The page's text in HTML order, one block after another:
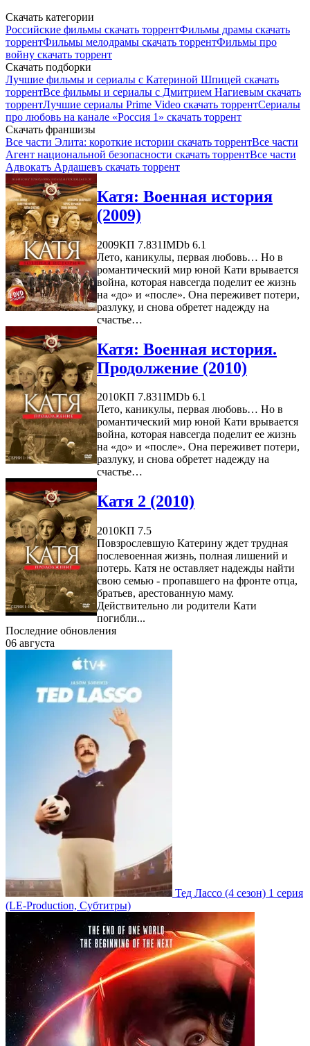
Скачать категории
Российские фильмы скачать торрентФильмы драмы скачать
торрентФильмы мелодрамы скачать торрентФильмы про
войну скачать торрент
Скачать подборки
Лучшие фильмы и сериалы с Катериной Шпицей скачать
торрентВсе фильмы и сериалы с Дмитрием Нагиевым скачать
торрентЛучшие сериалы Prime Video скачать торрентСериалы
про любовь на канале «Россия 1» скачать торрент
Скачать франшизы
Все части Элита: короткие истории скачать торрентВсе части
Агент национальной безопасности скачать торрентВсе части
Адвокатъ Ардашевъ скачать торрент
Катя: Военная история
(2009)
2009КП 7.831IMDb 6.1
Лето, каникулы, первая любовь… Но в
романтический мир юной Кати врывается
война, которая навсегда поделит ее жизнь
на «до» и «после». Она переживет потери,
разлуку, и снова обретет надежду на
счастье…
Катя: Военная история.
Продолжение (2010)
2010КП 7.831IMDb 6.1
Лето, каникулы, первая любовь… Но в
романтический мир юной Кати врывается
война, которая навсегда поделит ее жизнь
на «до» и «после». Она переживет потери,
разлуку, и снова обретет надежду на
счастье…
Катя 2 (2010)
2010КП 7.5
Повзрослевшую Катерину ждет трудная
послевоенная жизнь, полная лишений и
потерь. Катя не оставляет надежды найти
свою семью - пропавшего на фронте отца,
братьев, арестованную маму.
Действительно ли родители Кати
погибли...
Последние обновления
06 августа
Тед Лассо (4 сезон) 1 серия
(LE-Production, Субтитры)